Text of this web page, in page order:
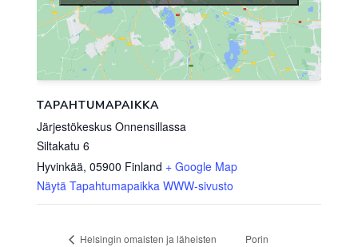
TAPAHTUMAPAIKKA
Järjestökeskus Onnensillassa
Siltakatu 6
Hyvinkää, 05900 Finland + Google Map
Näytä Tapahtumapaikka WWW-sivusto
Helsingin omaisten ja läheisten
Porin